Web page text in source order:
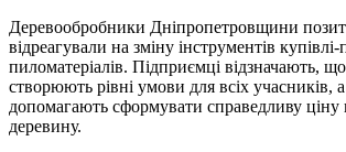
Деревообробники Дніпропетровщини
відреагували на зміну інструментів
пиломатеріалів. Підприємці відзначають,
створюють рівні умови для всіх учасників,
допомагають сформувати справедливу ціну
деревину.